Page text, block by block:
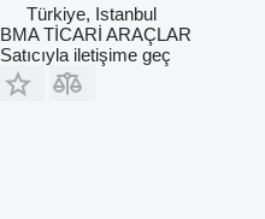
Türkiye, Istanbul
BMA TİCARİ ARAÇLAR
Satıcıyla iletişime geç